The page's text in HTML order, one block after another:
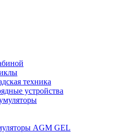
техника
устройства
AGM GEL